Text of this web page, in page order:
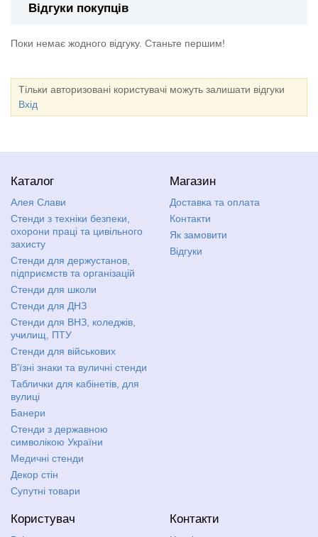
Відгуки покупців
Поки немає жодного відгуку. Станьте першим!
Тільки авторизовані користувачі можуть залишати відгуки
Вхід
Каталог
Алея Слави
Стенди з техніки безпеки,
охорони праці та цивільного
захисту
Стенди для держустанов,
підприємств та організацій
Стенди для школи
Стенди для ДНЗ
Стенди для ВНЗ, коледжів,
училищ, ПТУ
Стенди для військових
В'їзні знаки та вуличні стенди
Таблички для кабінетів, для
вулиці
Банери
Стенди з державною
символікою України
Медичні стенди
Декор стін
Супутні товари
Магазин
Доставка та оплата
Контакти
Як замовити
Відгуки
Користувач Контакти